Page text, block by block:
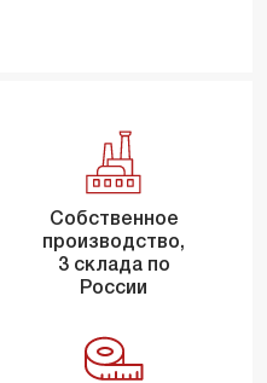
Собственное
производство,
3 склада по
России